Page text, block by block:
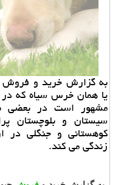
به گزارش خرید و فروش
یا همان خرس سیاه كه
مشهور است در بعضی
سیستان و بلوچستان
زندگی می كند.